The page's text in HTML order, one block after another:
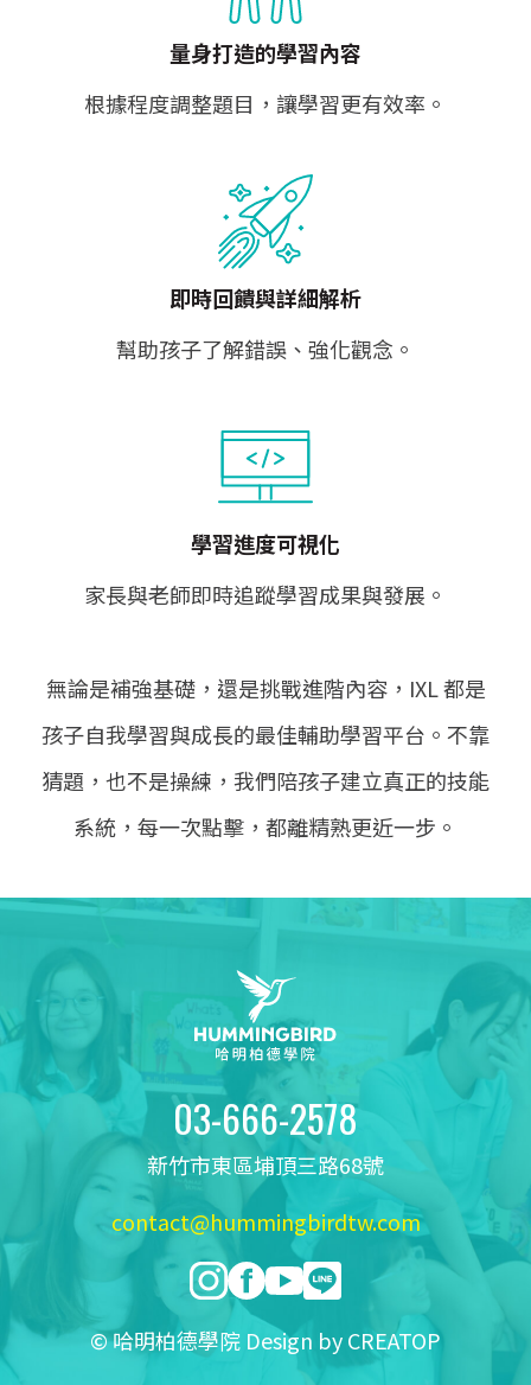
量身打造的學習內容
根據程度調整題目，讓學習更有效率。
即時回饋與詳細解析
幫助孩子了解錯誤、強化觀念。
學習進度可視化
家長與老師即時追蹤學習成果與發展。
無論是補強基礎，還是挑戰進階內容，IXL 都是
孩子自我學習與成長的最佳輔助學習平台。不靠
猜題，也不是操練，我們陪孩子建立真正的技能
系統，每一次點擊，都離精熟更近一步。
03-666-2578
新竹市東區埔頂三路68號
contact@hummingbirdtw.com
© 哈明柏德學院 Design byCREATOP